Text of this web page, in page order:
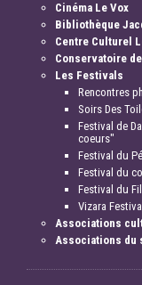
Cinéma Le Vox
Bibliothèque
Centre Culturel
Conservatoire
Les Festivals
Rencontres
Soirs Des
Festival de
coeurs"
Festival du
Festival du
Festival du
Vizara Festival
Associations
Associations du